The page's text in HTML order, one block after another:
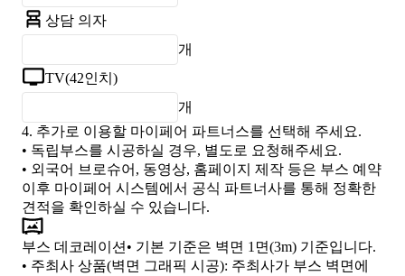
상담 의자
개
TV(42인치)
개
4. 추가로 이용할 마이페어 파트너스를 선택해 주세요.
• 독립부스를 시공하실 경우, 별도로 요청해주세요.
• 외국어 브로슈어, 동영상, 홈페이지 제작 등은 부스 예약
이후 마이페어 시스템에서 공식 파트너사를 통해 정확한
견적을 확인하실 수 있습니다.
부스 데코레이션 • 기본 기준은 벽면 1면(3m) 기준입니다.
• 주최사 상품(벽면 그래픽 시공): 주최사가 부스 벽면에